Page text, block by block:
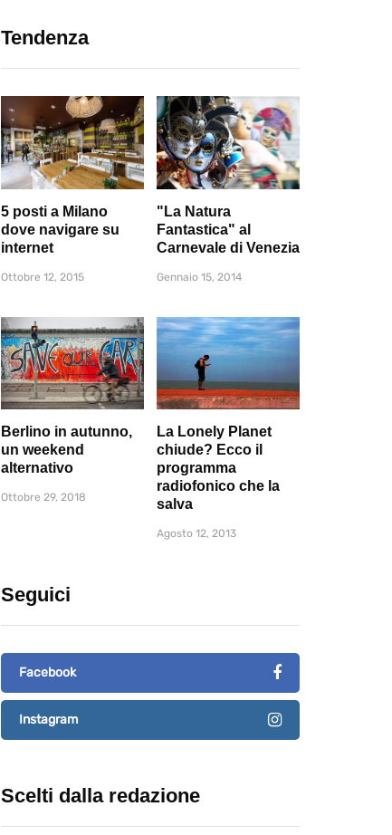
Tendenza
5 posti a Milano
dove navigare su
internet
Ottobre 12, 2015
"La Natura
Fantastica" al
Carnevale di Venezia
Gennaio 15, 2014
Berlino in autunno,
un weekend
alternativo
Ottobre 29, 2018
La Lonely Planet
chiude? Ecco il
programma
radiofonico che la
salva
Agosto 12, 2013
Seguici
Facebook
Instagram
Scelti dalla redazione